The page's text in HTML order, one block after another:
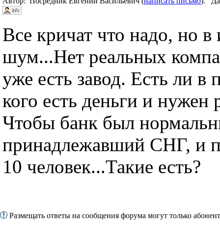
Все кричат что надо, но в
шум...Нет реальных
уже есть завод. Есть ли в
кого есть деньги и нужен
Чтобы банк был
принадлежавший СНГ, и
10 человек...Такие есть?
Размещать ответы на сообщения форума могут только